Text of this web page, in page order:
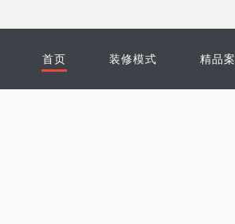
首页 装修模式 精品